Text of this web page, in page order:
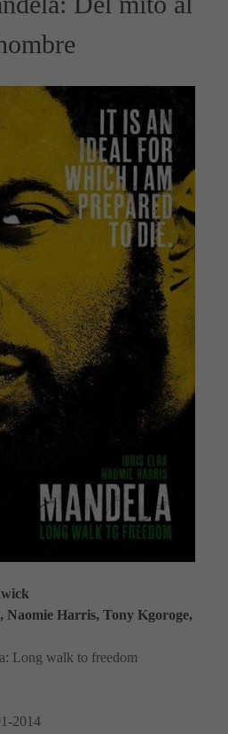
Naomie Harris, Tony Kgoroge,
Long walk to freedom
2014